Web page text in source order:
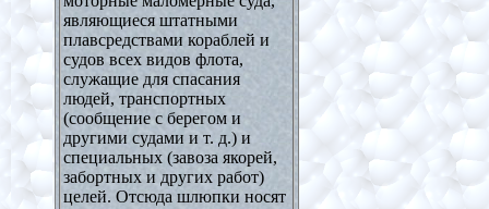
являющиеся штатными
плавсредствами кораблей и
судов всех видов флота,
служащие для спасания
людей, транспортных
(сообщение с берегом и
другими судами и т. д.) и
специальных (завоза якорей,
забортных и других работ)
целей. Отсюда шлюпки носят